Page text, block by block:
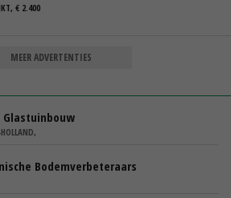
€ 2.400
MEER ADVERTENTIES
Bodemverbeteraars